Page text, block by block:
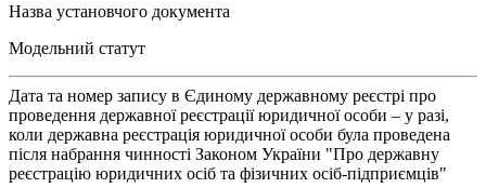
Назва установчого документа
Модельний статут
Дата та номер запису в Єдиному державному реєстрі про
проведення державної реєстрації юридичної особи – у разі,
коли державна реєстрація юридичної особи була проведена
після набрання чинності Законом України "Про державну
реєстрацію юридичних осіб та фізичних осіб-підприємців"